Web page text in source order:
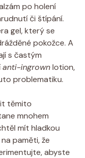
po holení
či štípání.
gel, který se
pokožce. A
s častým
anti-ingrownlotion,
problematiku.
těmito
mnohem
mít hladkou
paměti, že
abyste